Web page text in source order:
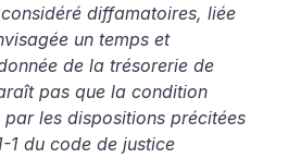
diffamatoires, liée
un temps et
de la trésorerie de
pas que la condition
par les dispositions précitées
1 du code de justice